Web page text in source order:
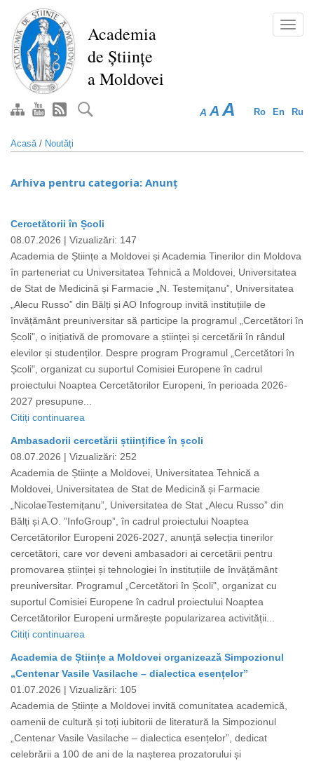
conţinutul
principal
Academia
de Științe
a Moldovei
Ro En Ru
A A A
Acasă/ Noutăți
Arhiva pentru categoria: Anunț
Cercetătorii în Școli
08.07.2026 | Vizualizări: 147
Academia de Științe a Moldovei și Academia Tinerilor din Moldova
în parteneriat cu Universitatea Tehnică a Moldovei, Universitatea
de Stat de Medicină și Farmacie „N. Testemițanu”, Universitatea
„Alecu Russo” din Bălți și AO Infogroup invită instituțiile de
învățământ preuniversitar să participe la programul „Cercetători în
Școli", o inițiativă de promovare a științei și cercetării în rândul
elevilor și studenților. Despre program Programul „Cercetători în
Școli", organizat cu suportul Comisiei Europene în cadrul
proiectului Noaptea Cercetătorilor Europeni, în perioada 2026-
2027 presupune...
Citiți continuarea
Ambasadorii cercetării științifice în școli
08.07.2026 | Vizualizări: 252
Academia de Științe a Moldovei, Universitatea Tehnică a
Moldovei, Universitatea de Stat de Medicină și Farmacie
„NicolaeTestemițanu”, Universitatea de Stat „Alecu Russo” din
Bălți și A.O. ”InfoGroup”, în cadrul proiectului Noaptea
Cercetătorilor Europeni 2026-2027, anunță selecția tinerilor
cercetători, care vor deveni ambasadori ai cercetării pentru
promovarea științei și tehnologiei în instituțiile de învățământ
preuniversitar. Programul „Cercetători în Școli", organizat cu
suportul Comisiei Europene în cadrul proiectului Noaptea
Cercetătorilor Europeni urmărește popularizarea activității...
Citiți continuarea
Academia de Științe a Moldovei organizează Simpozionul
„Centenar Vasile Vasilache – dialectica esențelor”
01.07.2026 | Vizualizări: 105
Academia de Științe a Moldovei invită comunitatea academică,
oamenii de cultură și toți iubitorii de literatură la Simpozionul
„Centenar Vasile Vasilache – dialectica esențelor”, dedicat
celebrării a 100 de ani de la nașterea prozatorului și
Paginare